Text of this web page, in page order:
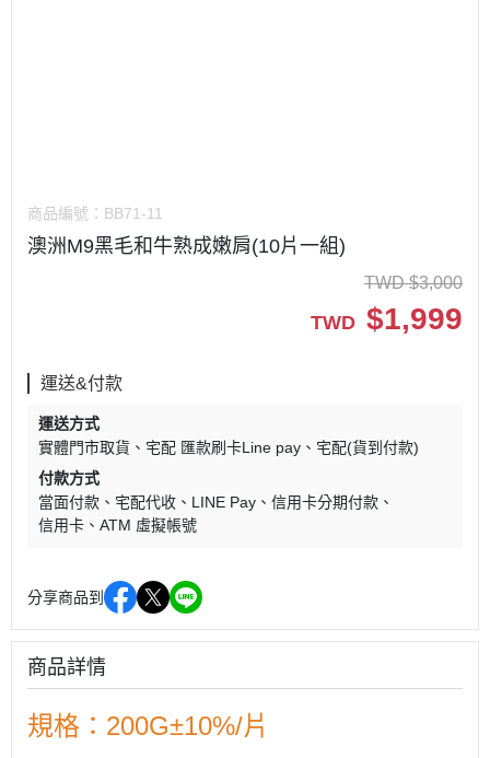
商品編號： BB71-11
澳洲M9黑毛和牛熟成嫩肩(10片一組)
TWD $3,000
TWD $1,999
運送&付款
運送方式
實體門市取貨
宅配 匯款刷卡Line pay
宅配(貨到付款)
付款方式
當面付款
宅配代收 LINE Pay
信用卡分期付款
信用卡
ATM 虛擬帳號
分享商品到
商品詳情
規格：200G±10%/片